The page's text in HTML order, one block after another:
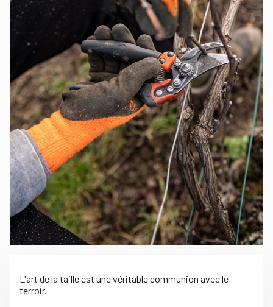
L'art de la taille est une véritable communion avec le
terroir.